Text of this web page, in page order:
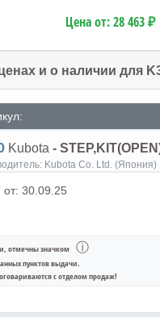
Цена от:28 463 ₽
и о наличии для
Kubota -
Kubota Co. Ltd. (Япония)
от: 30.09.25
, отмечны значком ⓘ
пунктов выдачи.
с отделом продаж!